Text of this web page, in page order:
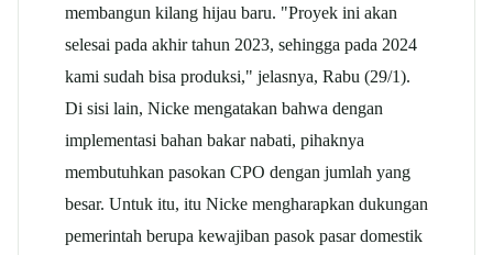
membangun kilang hijau baru. "Proyek ini akan
selesai pada akhir tahun 2023, sehingga pada 2024
kami sudah bisa produksi," jelasnya, Rabu (29/1).
Di sisi lain, Nicke mengatakan bahwa dengan
implementasi bahan bakar nabati, pihaknya
membutuhkan pasokan CPO dengan jumlah yang
besar. Untuk itu, itu Nicke mengharapkan dukungan
pemerintah berupa kewajiban pasok pasar domestik